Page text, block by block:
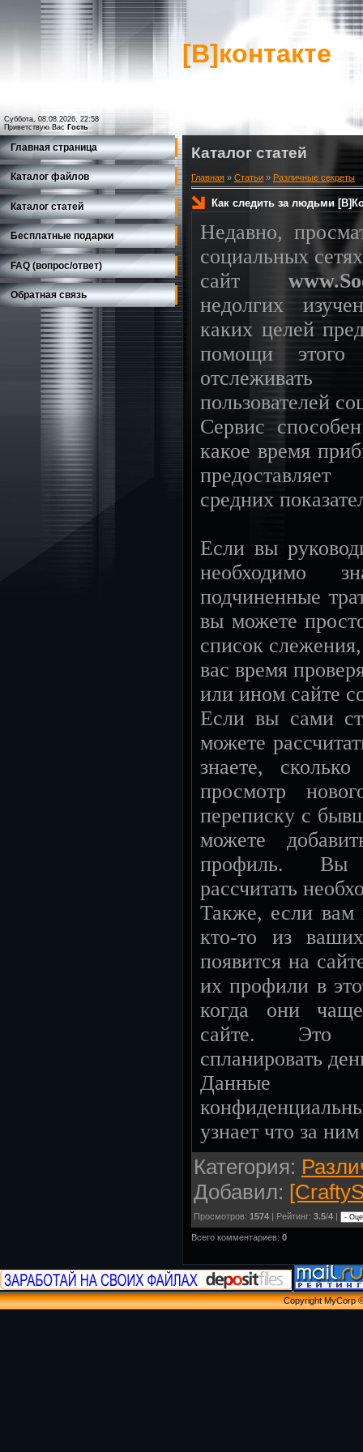
Суббота, 08.08.2026, 22:58
Приветствую Вас Гость
[В]контакте
Главная страница
Каталог файлов
Каталог статей
Бесплатные подарки
FAQ (вопрос/ответ)
Обратная связь
Каталог статей
Главная » Статьи » Различные секреты
Как следить за людьми
Недавно,
социальных
сайт
недолгих
каких целей
помощи этого
пользователей
Сервис
какое время
средних
Если вы
необходимо
подчиненные
вы можете
список
вас время
или ином сайте
Если вы сами
можете
знаете,
просмотр
переписку с
можете
профиль. Вы
рассчитать
Также, если вам
кто-то из
появится на
их профили в
когда они
сайте. Это
спланировать
Данные
узнает что за
Категория:
Добавил:
Просмотров: 1574 | Рейтинг: 3.5/4 |
Всего комментариев: 0
Copyright MyCorp